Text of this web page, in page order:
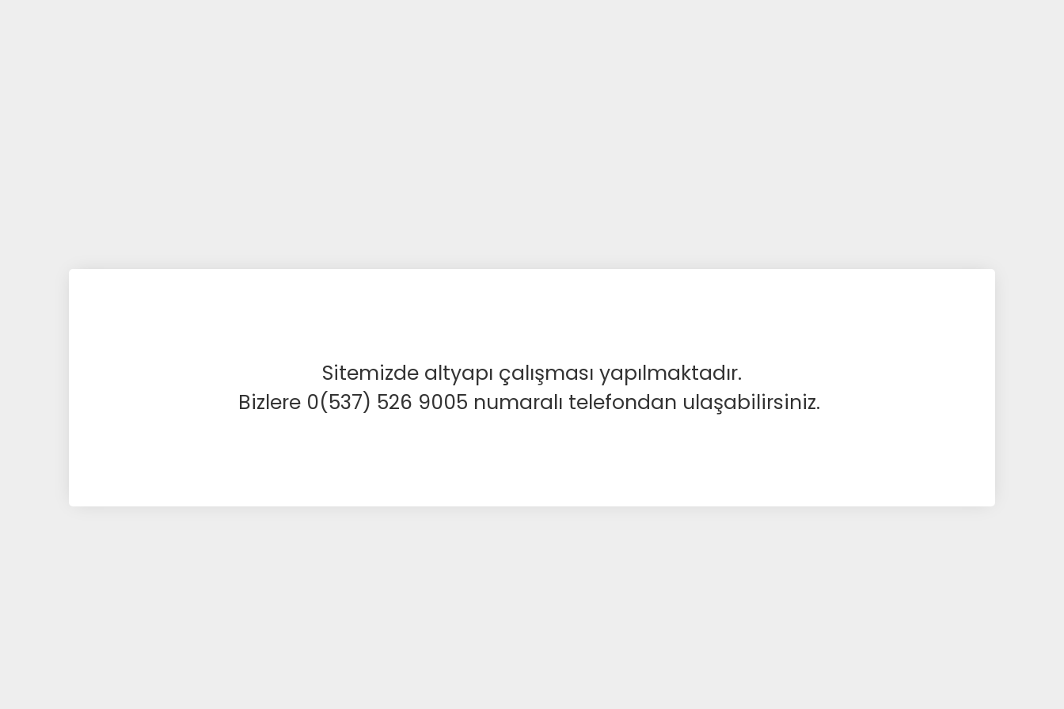
Sitemizde altyapı çalışması yapılmaktadır.
Bizlere 0(537) 526 9005 numaralı telefondan ulaşabilirsiniz.